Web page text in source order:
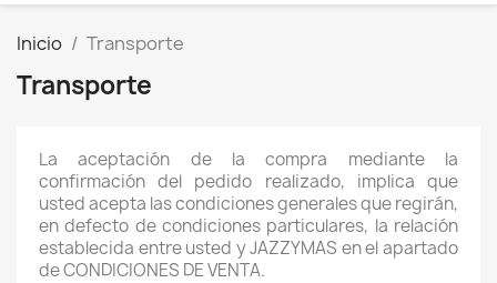
Inicio Transporte
Transporte
La aceptación de la compra mediante la
confirmación del pedido realizado, implica que
usted acepta las condiciones generales que regirán,
en defecto de condiciones particulares, la relación
establecida entre usted y JAZZYMAS en el apartado
de CONDICIONES DE VENTA.